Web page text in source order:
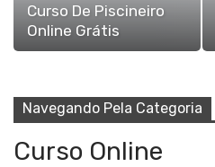
Curso De Piscineiro
Online Grátis
Navegando Pela Categoria
Curso Online